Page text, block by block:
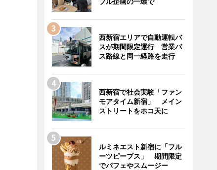
西新宿エリアで自動運転バ
スが期間限定運行 営業バ
ス路線と同一経路を走行
西新宿で社会実験「ファン
モアタイム新宿」 メイン
ストリートをホコ天に
ルミネエスト新宿に「フル
ーツピープス」 期間限定
でパフェやスムージー